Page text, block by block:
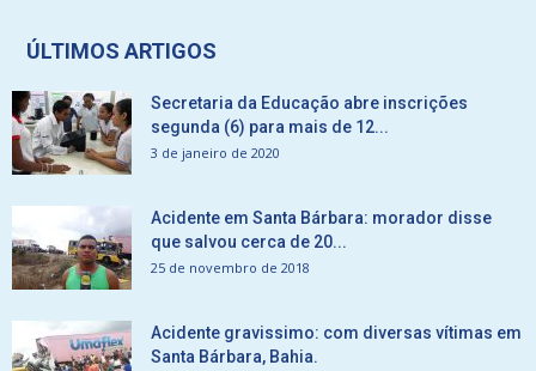
ÚLTIMOS ARTIGOS
Secretaria da Educação abre inscrições
segunda (6) para mais de 12...
3 de janeiro de 2020
Acidente em Santa Bárbara: morador disse
que salvou cerca de 20...
25 de novembro de 2018
Acidente gravissimo: com diversas vítimas em
Santa Bárbara, Bahia.